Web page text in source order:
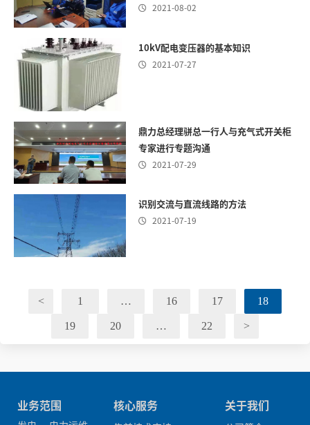
 2021-08-02
10kV配电变压器的基本知识
 2021-07-27
鼎力总经理骈总一行人与充气式开关柜
专家进行专题沟通
 2021-07-29
识别交流与直流线路的方法
 2021-07-19
< 1 … 16 17 18
19 20 … 22 >
业务范围 核心服务 关于我们